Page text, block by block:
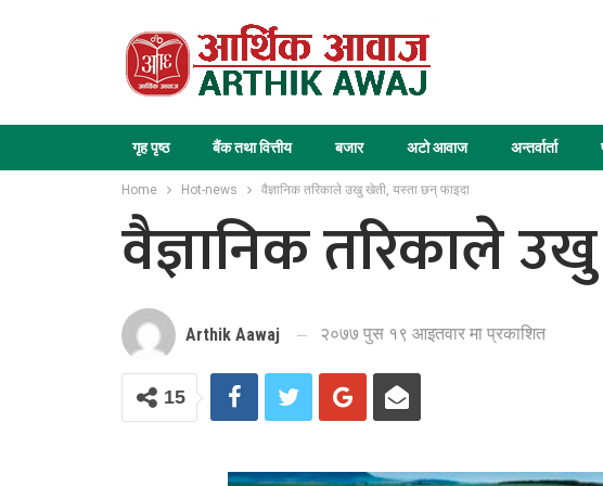
गृह पृष्ठ बैंक तथा वित्तीय बजार अटो आवाज अन्तर्वार्ता
Home Hot-news वैज्ञानिक तरिकाले उखु खेती, यस्ता छन् फाइदा
वैज्ञानिक तरिकाले
Arthik Aawaj २०७७ पुस १९ आइतवार मा प्रकाशित
15